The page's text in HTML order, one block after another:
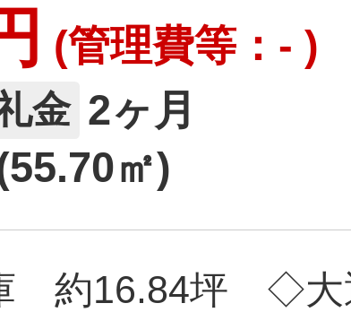
(管理費等：- )
金 2ヶ月
㎡)
約16.84坪 ◇大